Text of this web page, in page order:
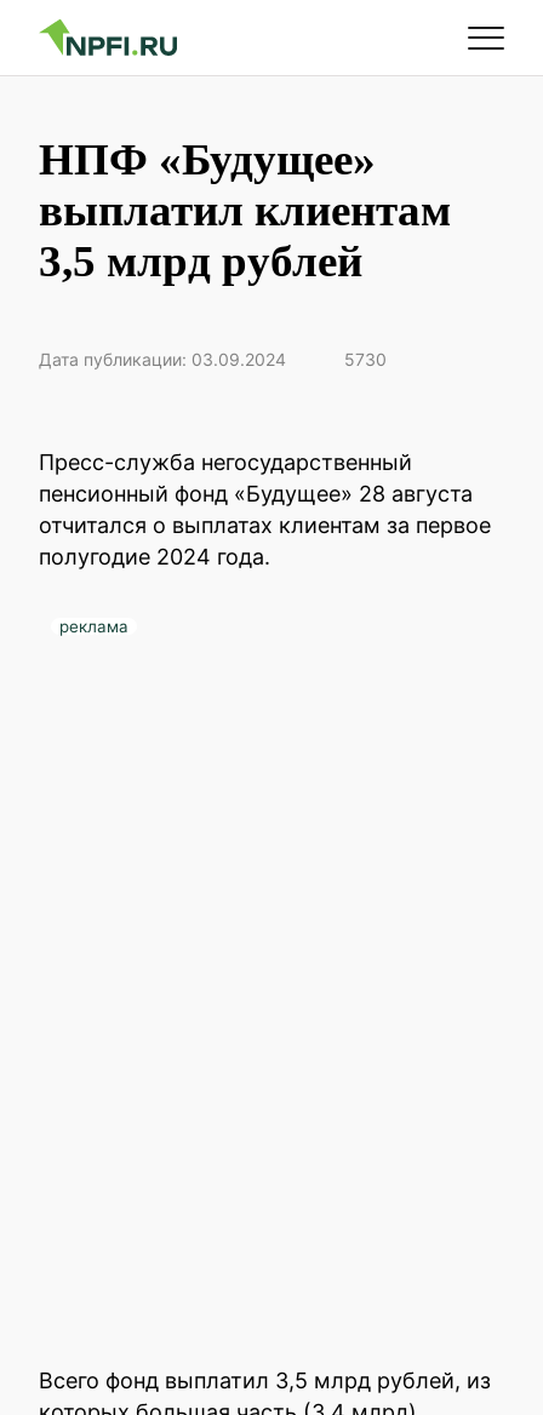
НПФ «Будущее»
выплатил клиентам
3,5 млрд рублей
Дата публикации: 03.09.2024 5730
Пресс-служба негосударственный
пенсионный фонд «Будущее» 28 августа
отчитался о выплатах клиентам за первое
полугодие 2024 года.
реклама
Всего фонд выплатил 3,5 млрд рублей, из